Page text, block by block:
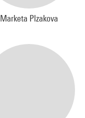
Marketa Plzakova